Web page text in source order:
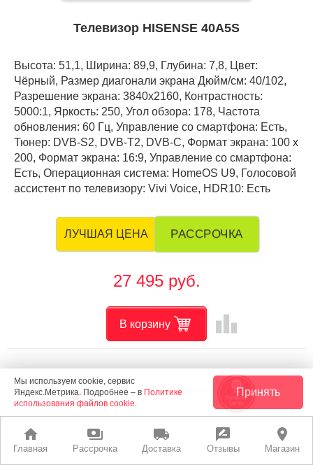
home
Главная
payments
Рассрочка
local_shipping
Доставка
rate_review
Отзывы
place
Магазин
Телевизор HISENSE 40A5S
Высота: 51,1, Ширина: 89,9, Глубина: 7,8, Цвет:
Чёрный, Размер диагонали экрана Дюйм/см: 40/102,
Разрешение экрана: 3840x2160, Контрастность:
5000:1, Яркость: 250, Угол обзора: 178, Частота
обновления: 60 Гц, Управление со смартфона: Есть,
Тюнер: DVB-S2, DVB-T2, DVB-С, Формат экрана: 100 х
200, Формат экрана: 16:9, Управление со смартфона:
Есть, Операционная система: HomeOS U9, Голосовой
ассистент по телевизору: Vivi Voice, HDR10: Есть
ЛУЧШАЯ ЦЕНА РАССРОЧКА
27 495 руб.
В корзину leaderboard
Мы используем cookie, сервис
Яндекс.Метрика. Подробнее – в Политике
использования файлов cookie.
Принять